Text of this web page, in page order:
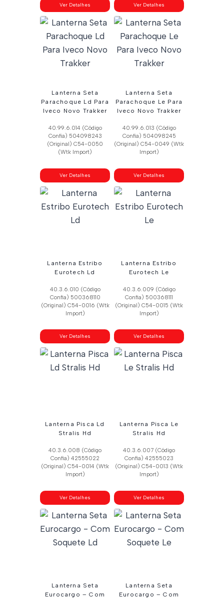
Ver Detalhes Ver Detalhes
Lanterna Seta
Parachoque Ld Para
Iveco Novo Trakker
40.99.6.014 (Código
Confia) 504098243
(Original) C54-0050
(Wtk Import)
Ver Detalhes
Lanterna Seta
Parachoque Le Para
Iveco Novo Trakker
40.99.6.013 (Código
Confia) 504098245
(Original) C54-0049 (Wtk
Import)
Ver Detalhes
Lanterna Estribo
Eurotech Ld
40.3.6.010 (Código
Confia) 500368110
(Original) C54-0016 (Wtk
Import)
Ver Detalhes
Lanterna Estribo
Eurotech Le
40.3.6.009 (Código
Confia) 500368111
(Original) C54-0015 (Wtk
Import)
Ver Detalhes
Lanterna Pisca Ld
Stralis Hd
40.3.6.008 (Código
Confia) 42555022
(Original) C54-0014 (Wtk
Import)
Ver Detalhes
Lanterna Pisca Le
Stralis Hd
40.3.6.007 (Código
Confia) 42555023
(Original) C54-0013 (Wtk
Import)
Ver Detalhes
Lanterna Seta
Eurocargo – Com
Lanterna Seta
Eurocargo – Com